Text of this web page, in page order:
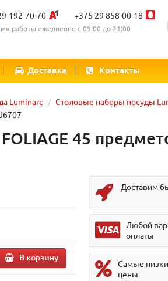
192-70-70 +375 29 858-00-18
работы ежедневно с 09:00 до 21:00
Доставка Контакты
Luminarc
Столовые наборы посуды
45
В корзину
Доставим
Любой
оплаты
Самые
цены